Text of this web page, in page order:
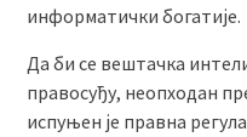
информатички богатије.
Да би се вештачка
правосуђу, неопходан
испуњен је правна